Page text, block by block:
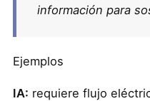
información para
Ejemplos
IA: requiere flujo